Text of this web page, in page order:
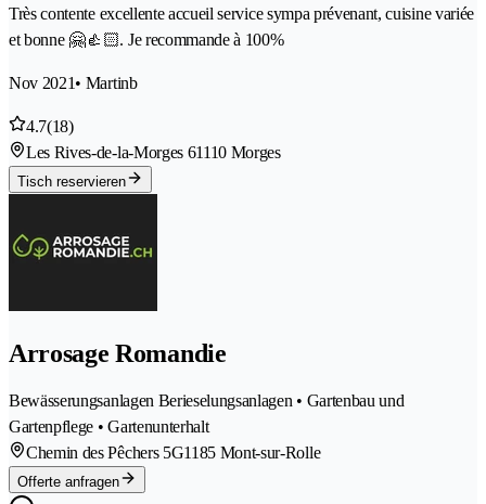
Très contente excellente accueil service sympa prévenant, cuisine variée
et bonne 🤗👍🏻. Je recommande à 100%
Nov 2021• Martinb
4.7(18)
Les Rives-de-la-Morges 61110 Morges
Tisch reservieren
Arrosage Romandie
Bewässerungsanlagen Berieselungsanlagen • Gartenbau und
Gartenpflege • Gartenunterhalt
Chemin des Pêchers 5G1185 Mont-sur-Rolle
Offerte anfragen